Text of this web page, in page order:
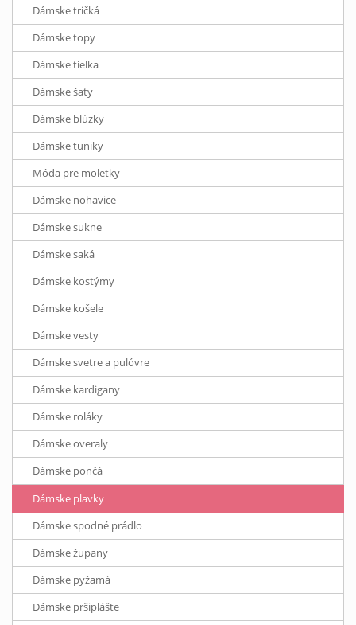
Dámske tričká
Dámske topy
Dámske tielka
Dámske šaty
Dámske blúzky
Dámske tuniky
Móda pre moletky
Dámske nohavice
Dámske sukne
Dámske saká
Dámske kostýmy
Dámske košele
Dámske vesty
Dámske svetre a pulóvre
Dámske kardigany
Dámske roláky
Dámske overaly
Dámske pončá
Dámske plavky
Dámske spodné prádlo
Dámske župany
Dámske pyžamá
Dámske pršiplášte